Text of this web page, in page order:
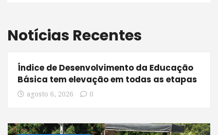
Notícias Recentes
Índice de Desenvolvimento da Educação
Básica tem elevação em todas as etapas
agosto 6, 2026 0